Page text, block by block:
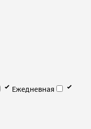
Ежедневная